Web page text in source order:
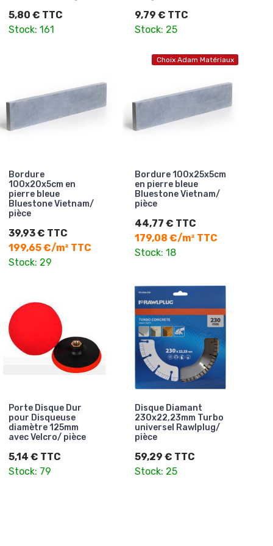
5,80 € TTC
Stock: 161
9,79 € TTC
Stock: 25
Bordure
100x20x5cm en
pierre bleue
Bluestone Vietnam/
pièce
39,93 € TTC
199,65 €/m² TTC
Stock: 29
Choix Adam Matériaux
Bordure 100x25x5cm
en pierre bleue
Bluestone Vietnam/
pièce
44,77 € TTC
179,08 €/m² TTC
Stock: 18
Porte Disque Dur
pour Disqueuse
diamètre 125mm
avec Velcro/ pièce
5,14 € TTC
Stock: 79
Disque Diamant
230x22,23mm Turbo
universel Rawlplug/
pièce
59,29 € TTC
Stock: 25